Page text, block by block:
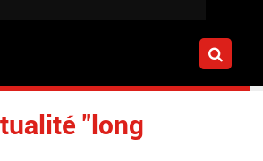
"long